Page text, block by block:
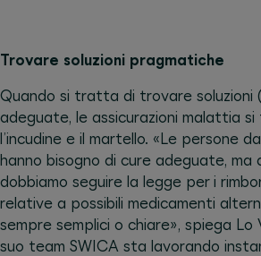
Trovare soluzioni pragmatiche
Quando si tratta di trovare soluzioni
adeguate, le assicurazioni malattia
l’incudine e il martello. «Le persone
hanno bisogno di cure adeguate, ma
dobbiamo seguire la legge per i
relative a possibili medicamenti
sempre semplici o chiare», spiega Lo
suo team SWICA sta lavorando